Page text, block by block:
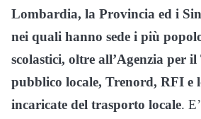
Lombardia, la Provincia ed i
nei quali hanno sede i più
scolastici, oltre all’Agenzia per
pubblico locale, Trenord, RFI e
incaricate del trasporto locale.